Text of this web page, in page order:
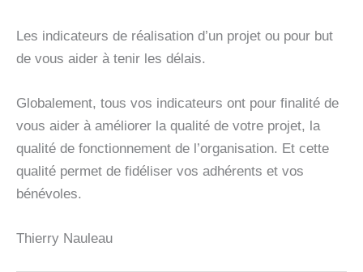
Les indicateurs de réalisation d’un projet ou pour but
de vous aider à tenir les délais.
Globalement, tous vos indicateurs ont pour finalité de
vous aider à améliorer la qualité de votre projet, la
qualité de fonctionnement de l’organisation. Et cette
qualité permet de fidéliser vos adhérents et vos
bénévoles.
Thierry Nauleau